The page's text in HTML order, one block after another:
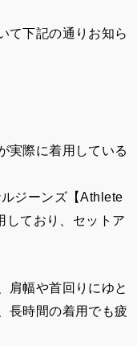
て下記の通りお知ら
実際に着用している
ジーンズ【Athlete
しており、セットア
肩幅や首回りにゆと
長時間の着用でも疲